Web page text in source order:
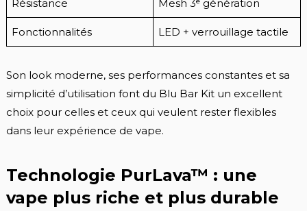
Résistance Mesh 3ᵉ génération
Fonctionnalités LED + verrouillage tactile
Son look moderne, ses performances constantes et sa
simplicité d’utilisation font du Blu Bar Kit un excellent
choix pour celles et ceux qui veulent rester flexibles
dans leur expérience de vape.
Technologie PurLava™ : une
vape plus riche et plus durable